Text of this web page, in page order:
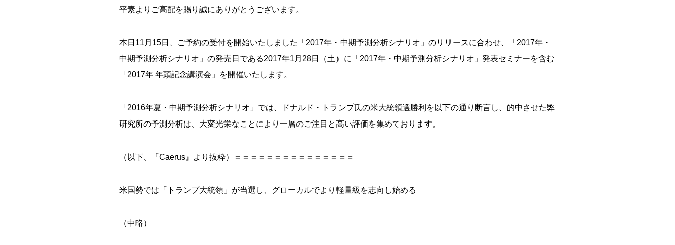
平素よりご高配を賜り誠にありがとうございます。
本日11月15日、ご予約の受付を開始いたしました「2017年・中期予測分析シナリオ」のリリースに合わせ、「2017年・
中期予測分析シナリオ」の発売日である2017年1月28日（土）に「2017年・中期予測分析シナリオ」発表セミナーを含む
「2017年 年頭記念講演会」を開催いたします。
「2016年夏・中期予測分析シナリオ」では、ドナルド・トランプ氏の米大統領選勝利を以下の通り断言し、的中させた弊
研究所の予測分析は、大変光栄なことにより一層のご注目と高い評価を集めております。
（以下、『Caerus』より抜粋）＝＝＝＝＝＝＝＝＝＝＝＝＝＝＝
米国勢では「トランプ大統領」が当選し、グローカルでより軽量級を志向し始める
（中略）